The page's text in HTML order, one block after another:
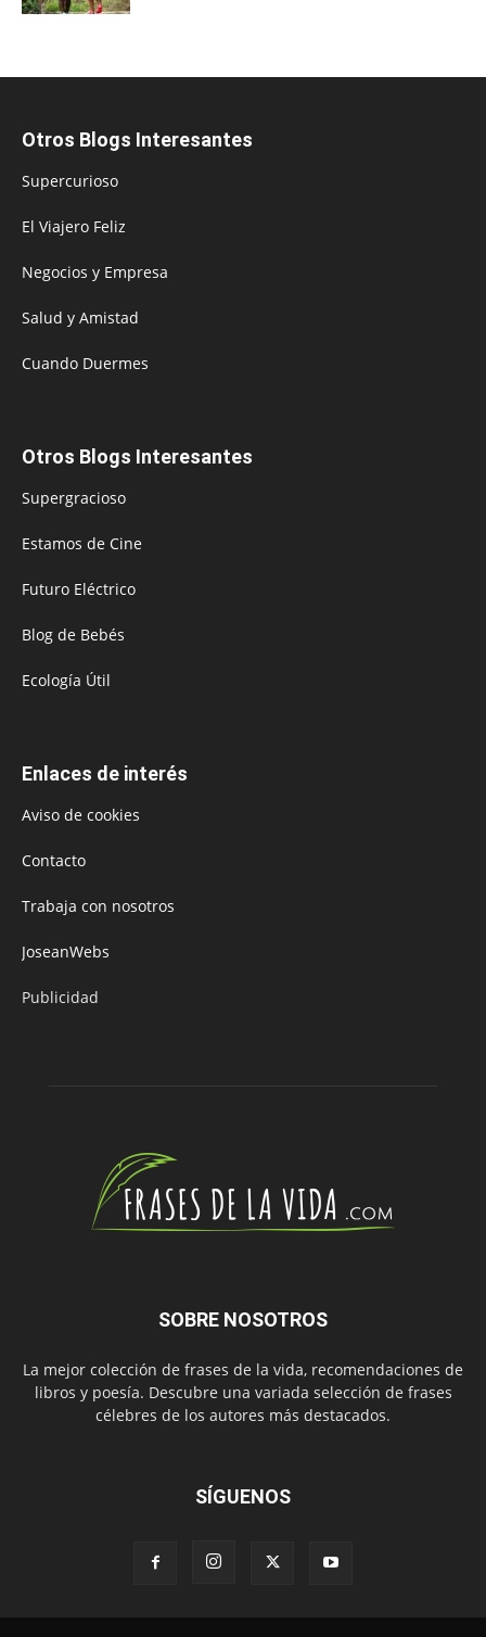
Otros Blogs Interesantes
Supercurioso
El Viajero Feliz
Negocios y Empresa
Salud y Amistad
Cuando Duermes
Otros Blogs Interesantes
Supergracioso
Estamos de Cine
Futuro Eléctrico
Blog de Bebés
Ecología Útil
Enlaces de interés
Aviso de cookies
Contacto
Trabaja con nosotros
JoseanWebs
Publicidad
SOBRE NOSOTROS
La mejor colección de frases de la vida, recomendaciones de
libros y poesía. Descubre una variada selección de frases
célebres de los autores más destacados.
SÍGUENOS